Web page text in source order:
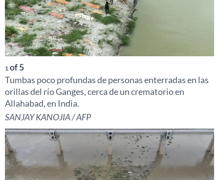
1 of5
Tumbas poco profundas de personas enterradas en las
orillas del río Ganges, cerca de un crematorio en
Allahabad, en India.
SANJAY KANOJIA / AFP